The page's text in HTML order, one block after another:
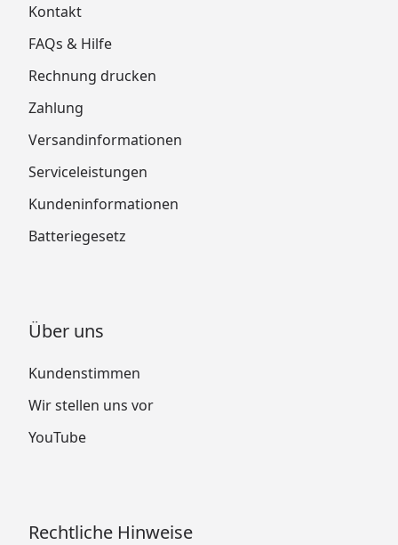
Kontakt
FAQs & Hilfe
Rechnung drucken
Zahlung
Versandinformationen
Serviceleistungen
Kundeninformationen
Batteriegesetz
Über uns
Kundenstimmen
Wir stellen uns vor
YouTube
Rechtliche Hinweise